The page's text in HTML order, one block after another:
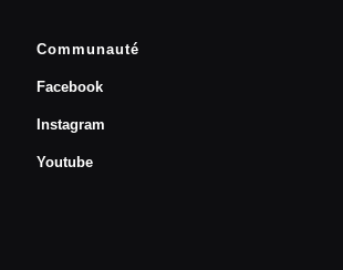
Communauté
Facebook
Instagram
Youtube